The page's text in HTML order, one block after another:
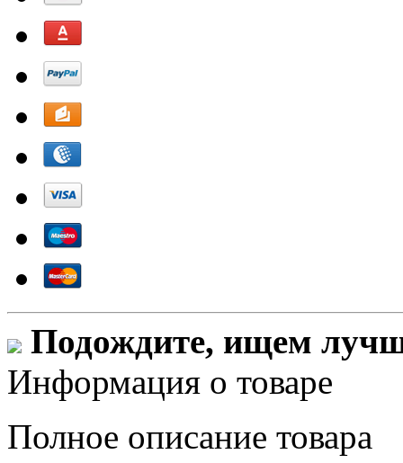
Подождите, ищем
Информация о товаре
Полное описание товара